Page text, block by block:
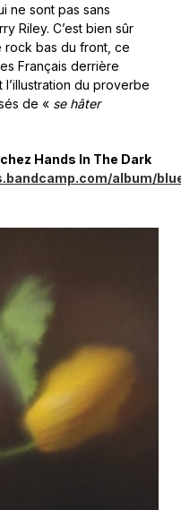
ne sont pas sans
Riley. C’est bien sûr
rock bas du front, ce
Français derrière
l’illustration du proverbe
de « se hâter
Hands In The Dark
album/